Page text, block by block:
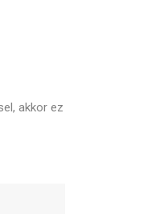
akkor ez